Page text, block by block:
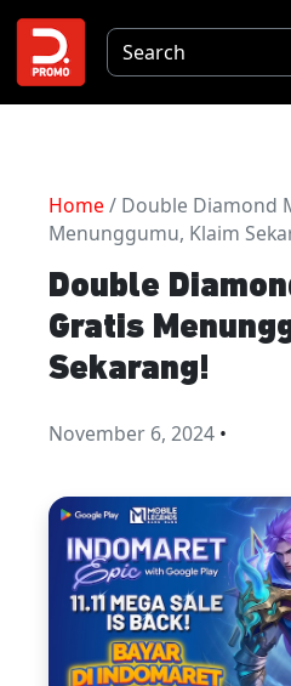
Home / Double Diamond
Menunggumu, Klaim
Double
Gratis
Sekarang!
November 6, 2024 •